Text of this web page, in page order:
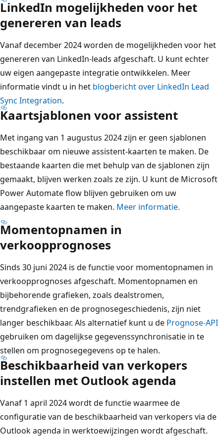
LinkedIn mogelijkheden voor het
genereren van leads
Vanaf december 2024 worden de mogelijkheden voor het
genereren van LinkedIn-leads afgeschaft. U kunt echter
uw eigen aangepaste integratie ontwikkelen. Meer
informatie vindt u in het blogbericht over LinkedIn Lead
Sync Integration.
Kaartsjablonen voor assistent
Met ingang van 1 augustus 2024 zijn er geen sjablonen
beschikbaar om nieuwe assistent-kaarten te maken. De
bestaande kaarten die met behulp van de sjablonen zijn
gemaakt, blijven werken zoals ze zijn. U kunt de Microsoft
Power Automate flow blijven gebruiken om uw
aangepaste kaarten te maken. Meer informatie.
Momentopnamen in
verkoopprognoses
Sinds 30 juni 2024 is de functie voor momentopnamen in
verkoopprognoses afgeschaft. Momentopnamen en
bijbehorende grafieken, zoals dealstromen,
trendgrafieken en de prognosegeschiedenis, zijn niet
langer beschikbaar. Als alternatief kunt u de Prognose-API
gebruiken om dagelijkse gegevenssynchronisatie in te
stellen om prognosegegevens op te halen.
Beschikbaarheid van verkopers
instellen met Outlook agenda
Vanaf 1 april 2024 wordt de functie waarmee de
configuratie van de beschikbaarheid van verkopers via de
Outlook agenda in werktoewijzingen wordt afgeschaft.